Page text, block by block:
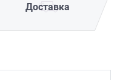
Доставка